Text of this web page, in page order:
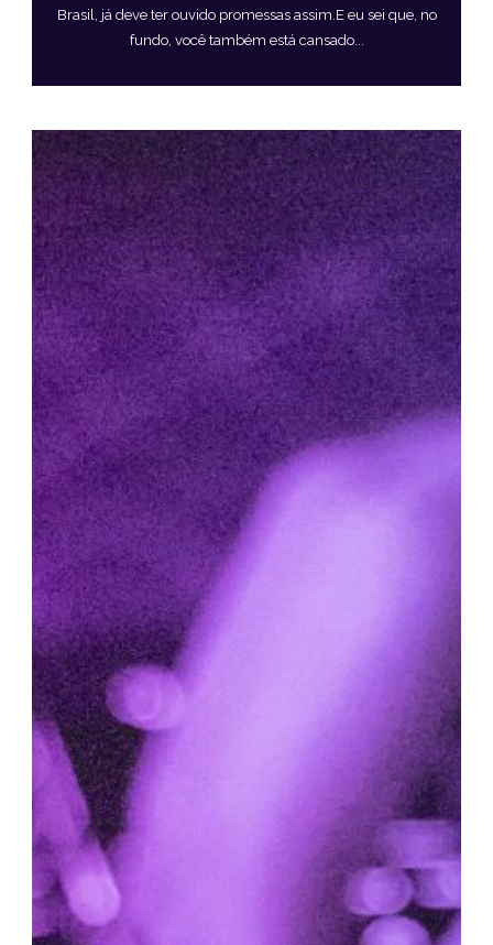
Brasil, já deve ter ouvido promessas assim.E eu sei que, no
fundo, você também está cansado...